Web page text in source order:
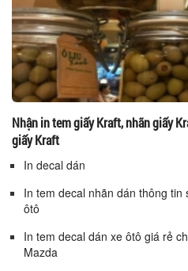
Nhận in tem giấy Kraft, nhãn giấy
giấy Kraft
In decal dán
In tem decal nhãn dán thông
ôtô
In tem decal dán xe ôtô giá rẻ
Mazda